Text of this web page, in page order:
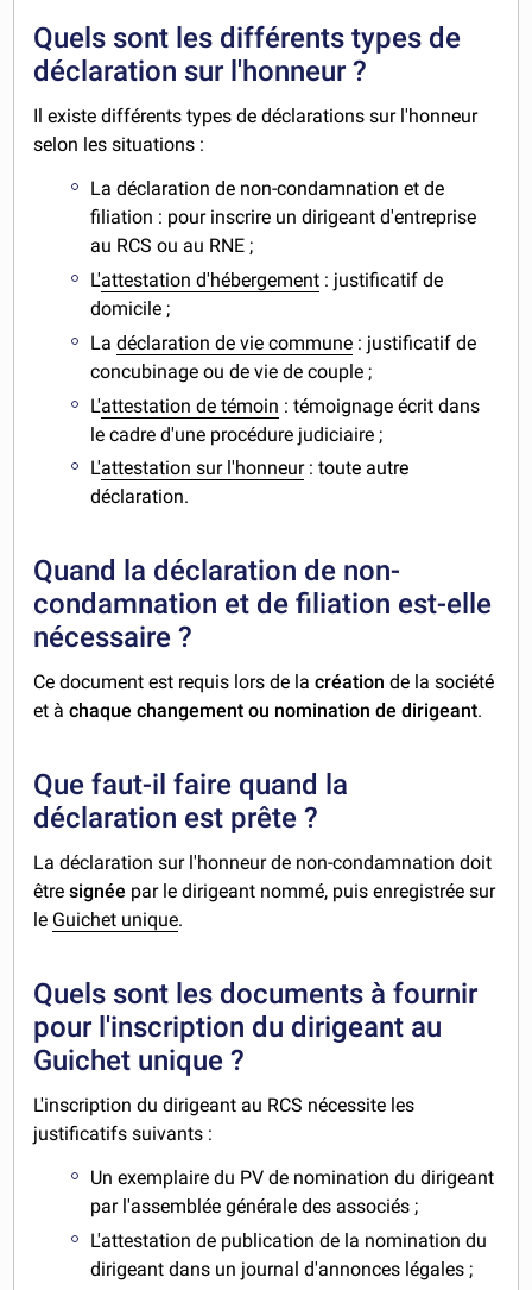
Quels sont les différents types de
déclaration sur l'honneur ?
Il existe différents types de déclarations sur l'honneur
selon les situations :
La déclaration de non-condamnation et de
filiation : pour inscrire un dirigeant d'entreprise
au RCS ou au RNE ;
L'attestation d'hébergement : justificatif de
domicile ;
Ladéclaration de vie commune : justificatif de
concubinage ou de vie de couple ;
L'attestation de témoin : témoignage écrit dans
le cadre d'une procédure judiciaire ;
L'attestation sur l'honneur: toute autre
déclaration.
Quand la déclaration de non-
condamnation et de filiation est-elle
nécessaire ?
Ce document est requis lors de lacréation de la société
et àchaque changement ou nomination de dirigeant.
Que faut-il faire quand la
déclaration est prête ?
La déclaration sur l'honneur de non-condamnation doit
êtresignée par le dirigeant nommé, puis enregistrée sur
le Guichet unique.
Quels sont les documents à fournir
pour l'inscription du dirigeant au
Guichet unique ?
L'inscription du dirigeant au RCS nécessite les
justificatifs suivants :
Un exemplaire du PV de nomination du dirigeant
par l'assemblée générale des associés ;
L'attestation de publication de la nomination du
dirigeant dans un journal d'annonces légales ;